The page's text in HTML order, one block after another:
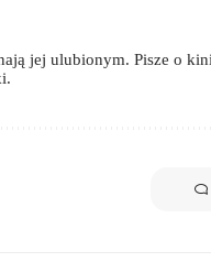
jej ulubionym. Pisze o